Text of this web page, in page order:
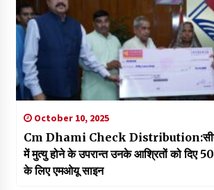
October 10, 2025
Cm Dhami Check Distribution:सीएम
में मुत्यु होने के उपरान्त उनके आश्रितों को दिए
के लिए एमओयू साइन